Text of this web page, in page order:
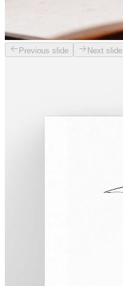
Previous slide Next slide